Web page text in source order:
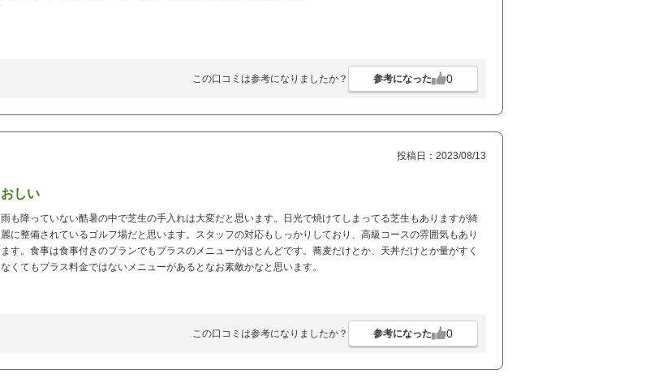
この口コミは参考になりましたか？ 参考になった 0
投稿日：2023/08/13
おしい
雨も降っていない酷暑の中で芝生の手入れは大変だと思います。日光で焼けてしまってる芝生もありますが綺
麗に整備されているゴルフ場だと思います。スタッフの対応もしっかりしており、高級コースの雰囲気もあり
ます。食事は食事付きのプランでもプラスのメニューがほとんどです。蕎麦だけとか、天丼だけとか量がすく
なくてもプラス料金ではないメニューがあるとなお素敵かなと思います。
この口コミは参考になりましたか？ 参考になった 0